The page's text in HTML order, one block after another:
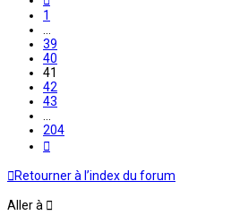
1
39
40
41
42
43
204
Retourner à l’index du forum
Aller à